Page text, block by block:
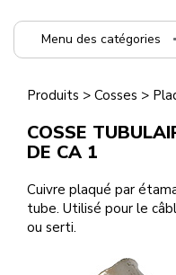
Menu des catégories
Produits > Cosses >
COSSE
DE CA 1
Cuivre plaqué par
tube. Utilisé pour le
ou serti.